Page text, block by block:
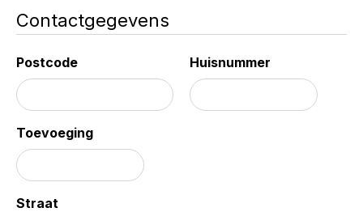
Contactgegevens
Postcode Huisnummer
Toevoeging
Straat